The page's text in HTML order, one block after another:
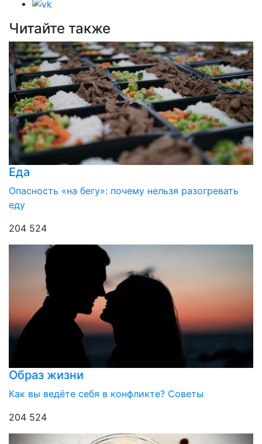
Читайте также
Еда
Опасность «на бегу»: почему нельзя разогревать
еду
204 524
Образ жизни
Как вы ведёте себя в конфликте? Советы
204 524